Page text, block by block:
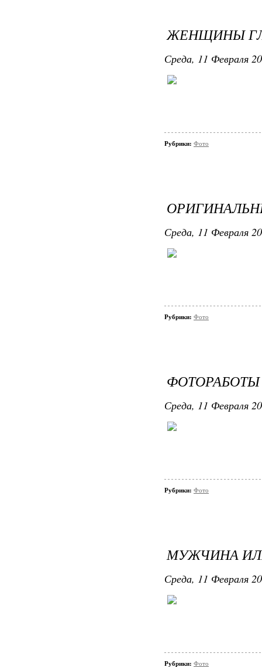
ЖЕНЩИНЫ
Среда, 11 Февраля
Рубрики: Фото
Среда, 11 Февраля
Рубрики: Фото
ФОТОРАБОТЫ
Среда, 11 Февраля
Рубрики: Фото
МУЖЧИНА
Среда, 11 Февраля
Рубрики: Фото